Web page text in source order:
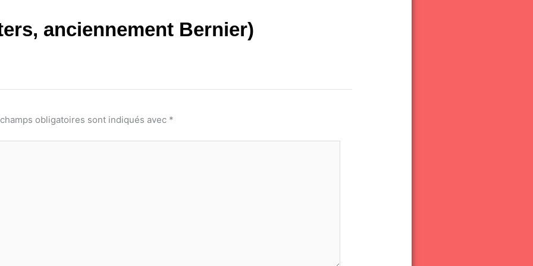
anciennement Bernier)
obligatoires sont indiqués avec *